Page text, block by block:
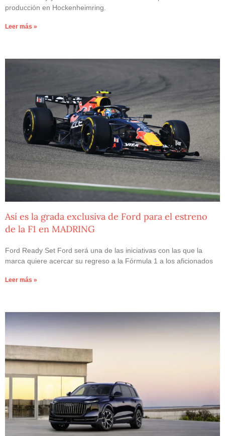
producción en Hockenheimring.
Leer más »
Así es la grada exclusiva de Ford para el estreno
de la F1 en MADRING
Ford Ready Set Ford será una de las iniciativas con las que la
marca quiere acercar su regreso a la Fórmula 1 a los aficionados
Leer más »